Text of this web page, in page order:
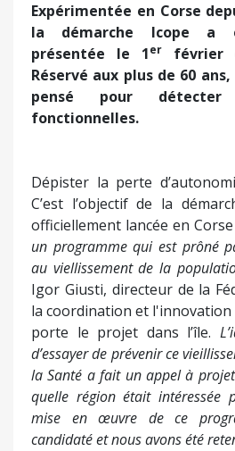
Expérimentée en Corse
la démarche Icope a
présentée le 1erfévrier
Réservé aux plus de 60
pensé pour
fonctionnelles.
Dépister la perte
C’est l’objectif de la
officiellement lancée en Corse
un programme qui est prôné
au viellissement de la
Igor Giusti, directeur de la
la coordination et l'innovation
porte le projet dans l’île.
d’essayer de prévenir ce
la Santé a fait un appel à
quelle région était intéressée
mise en œuvre de ce
candidaté et nous avons été